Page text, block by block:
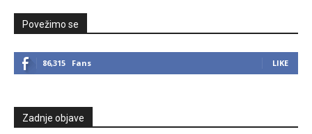
Povežimo se
86,315 Fans LIKE
Zadnje objave